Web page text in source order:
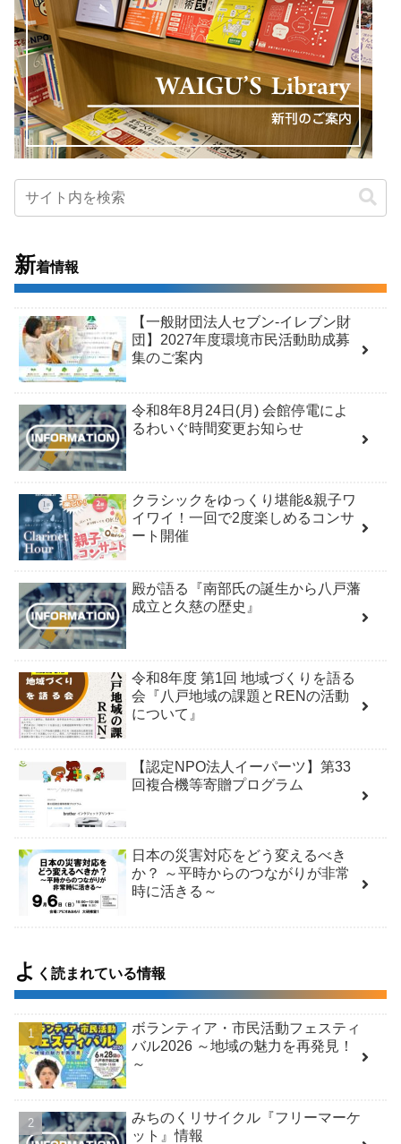
新着情報
【一般財団法人セブン-イレブン財
団】2027年度環境市民活動助成募
集のご案内
令和8年8月24日(月) 会館停電によ
るわいぐ時間変更お知らせ
クラシックをゆっくり堪能&親子ワ
イワイ！一回で2度楽しめるコンサ
ート開催
殿が語る『南部氏の誕生から八戸藩
成立と久慈の歴史』
令和8年度 第1回 地域づくりを語る
会『八戸地域の課題とRENの活動
について』
【認定NPO法人イーパーツ】第33
回複合機等寄贈プログラム
日本の災害対応をどう変えるべき
か？ ～平時からのつながりが非常
時に活きる～
よ く読まれている情報
ボランティア・市民活動フェスティ
バル2026 ～地域の魅力を再発見！
～
みちのくリサイクル『フリーマーケ
ット』情報